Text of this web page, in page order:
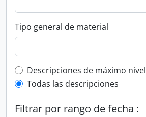
Tipo general de material
Top-level description filter
Descripciones de máximo nivel
Todas las descripciones
Filtrar por rango de fecha :